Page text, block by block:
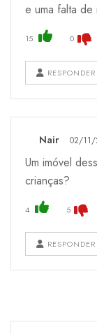
e uma falta
15 0
RESPONDER
Nair 02/11/
Um imóvel
crianças?
4 5
RESPONDER